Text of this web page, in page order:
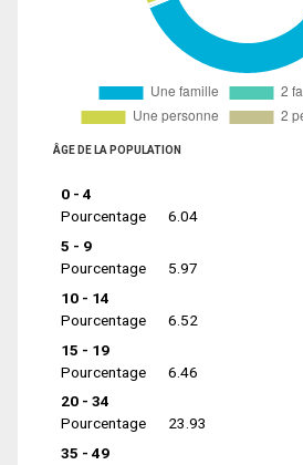
ÂGE DE LA POPULATION
0 - 4
Pourcentage
6.04
5 - 9
Pourcentage
5.97
10 - 14
Pourcentage
6.52
15 - 19
Pourcentage
6.46
20 - 34
Pourcentage
23.93
35 - 49